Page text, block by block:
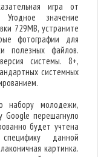
игра от
значение
729MB, устраните
фотографии для
полезных файлов.
системы. 8+,
системных
набору молодежи,
Google перешагнуло
будет учтена
данной
картинка.